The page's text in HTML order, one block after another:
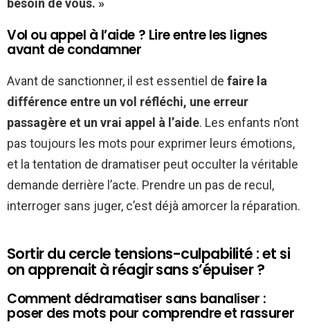
Vol ou appel à l’aide ? Lire entre les lignes
avant de condamner
Avant de sanctionner, il est essentiel de faire la
différence entre un vol réfléchi, une erreur
passagère et un vrai appel à l’aide. Les enfants n’ont
pas toujours les mots pour exprimer leurs émotions,
et la tentation de dramatiser peut occulter la véritable
demande derrière l’acte. Prendre un pas de recul,
interroger sans juger, c’est déjà amorcer la réparation.
Sortir du cercle tensions-culpabilité : et si
on apprenait à réagir sans s’épuiser ?
Comment dédramatiser sans banaliser :
poser des mots pour comprendre et rassurer